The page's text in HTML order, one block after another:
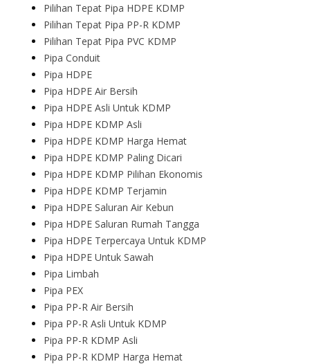
Pilihan Tepat Pipa HDPE KDMP
Pilihan Tepat Pipa PP-R KDMP
Pilihan Tepat Pipa PVC KDMP
Pipa Conduit
Pipa HDPE
Pipa HDPE Air Bersih
Pipa HDPE Asli Untuk KDMP
Pipa HDPE KDMP Asli
Pipa HDPE KDMP Harga Hemat
Pipa HDPE KDMP Paling Dicari
Pipa HDPE KDMP Pilihan Ekonomis
Pipa HDPE KDMP Terjamin
Pipa HDPE Saluran Air Kebun
Pipa HDPE Saluran Rumah Tangga
Pipa HDPE Terpercaya Untuk KDMP
Pipa HDPE Untuk Sawah
Pipa Limbah
Pipa PEX
Pipa PP-R Air Bersih
Pipa PP-R Asli Untuk KDMP
Pipa PP-R KDMP Asli
Pipa PP-R KDMP Harga Hemat